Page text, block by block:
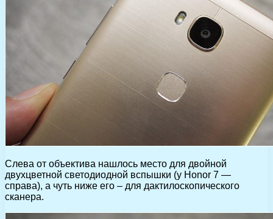
Слева от объектива нашлось место для двойной
двухцветной светодиодной вспышки (у Honor 7 —
справа), а чуть ниже его – для дактилоскопического
сканера.